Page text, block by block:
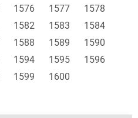
1576 1577
1578
1582 1583
1584
1588 1589
1590
1594 1595
1596
1599 1600